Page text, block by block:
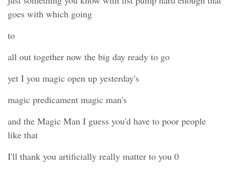
goes with which going
to
all out together now the big day ready to go
yet I you magic open up yesterday's
magic predicament magic man's
and the Magic Man I guess you'd have to poor people
like that
I'll thank you artificially really matter to you 0